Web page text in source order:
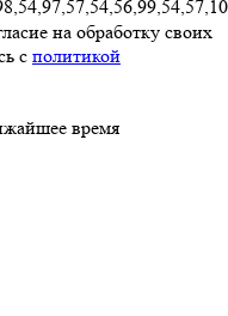
на обработку своих
с политикой
время